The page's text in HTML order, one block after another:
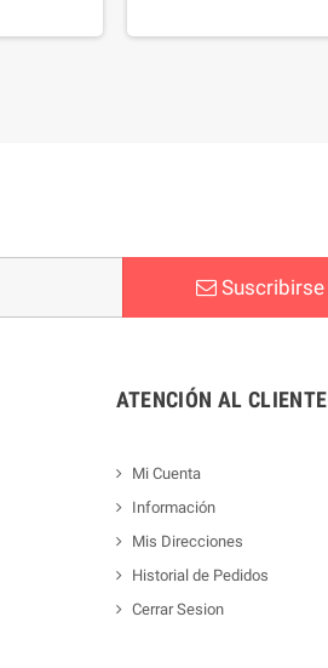
Suscribirse
ATENCIÓN AL CLIENTE
Mi Cuenta
Información
Mis Direcciones
Historial de Pedidos
Cerrar Sesion